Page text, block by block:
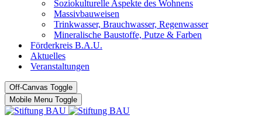
Soziokulturelle Aspekte des Wohnens
Massivbauweisen
Trinkwasser, Brauchwasser, Regenwasser
Mineralische Baustoffe, Putze & Farben
Förderkreis B.A.U.
Aktuelles
Veranstaltungen
Off-Canvas Toggle
Mobile Menu Toggle